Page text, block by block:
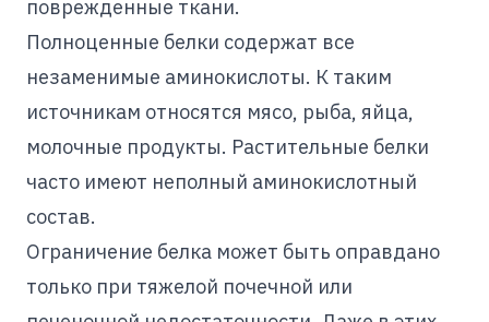
поврежденные ткани.
Полноценные белки содержат все
незаменимые аминокислоты. К таким
источникам относятся мясо, рыба, яйца,
молочные продукты. Растительные белки
часто имеют неполный аминокислотный
состав.
Ограничение белка может быть оправдано
только при тяжелой почечной или